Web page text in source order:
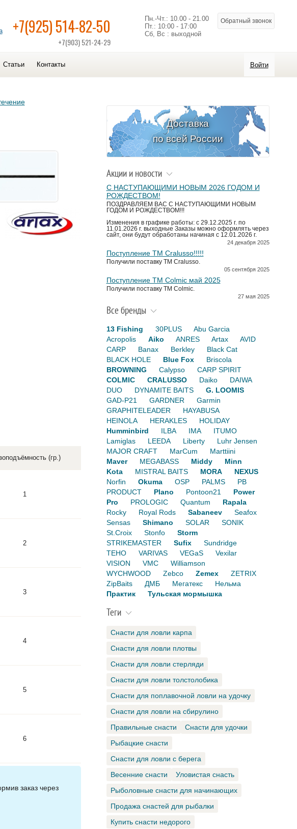
+7(925) 514-82-50
+7(903) 521-24-29
Пн.-Чт.: 10.00 - 21.00
Пт.: 10:00 - 17:00
Сб, Вс : выходной
Обратный звонок
Статьи Контакты Войти
(гр.)
1
2
3
4
5
6
заказ через
Доставка
по всей России
Акции и новости
С НАСТУПАЮЩИМИ НОВЫМ 2026 ГОДОМ И
РОЖДЕСТВОМ!
ПОЗДРАВЛЯЕМ ВАС С НАСТУПАЮЩИМИ НОВЫМ
ГОДОМ И РОЖДЕСТВОМ!!!
Изменения в графике работы: с 29.12.2025 г. по
11.01.2026 г. выходные Заказы можно оформлять через
сайт, они будут обработаны начиная с 12.01.2026 г.
24 декабря 2025
Поступление TM Cralusso!!!!!
Получили поставку ТМ Cralusso.
05 сентября 2025
Поступление TM Colmic май 2025
Получили поставку ТМ Colmic.
27 мая 2025
Все бренды
13 Fishing 30PLUS
Abu Garcia
Acropolis
Aiko ANRES Artax
AVID
CARP
Banax Berkley
Black Cat
BLACK HOLE
Blue Fox
Briscola
BROWNING
Calypso
CARP SPIRIT
COLMIC
CRALUSSO Daiko
DAIWA
DUO
DYNAMITE BAITS
G. LOOMIS
GAD-P21
GARDNER
Garmin
GRAPHITELEADER
HAYABUSA
HEINOLA
HERAKLES
HOLIDAY
Humminbird
ILBA IMA
ITUMO
Lamiglas
LEEDA Liberty
Luhr Jensen
MAJOR CRAFT
MarCum
Marttiini
Maver
MEGABASS Middy
Minn
Kota
MISTRAL BAITS MORA
NEXUS
Norfin
Okuma OSP PALMS
PB
PRODUCT
Plano Pontoon21
Power
Pro
PROLOGIC Quantum
Rapala
Rocky
Royal Rods Sabaneev
Seafox
Sensas
Shimano SOLAR
SONIK
St.Croix
Stonfo
Storm
STRIKEMASTER
Sufix
Sundridge
TEHO
VARIVAS VEGaS
Vexilar
VISION
VMC
Williamson
WYCHWOOD
Zebco Zemex
ZETRIX
ZipBaits
ДМБ Мегатекс
Нельма
Практик
Тульская мормышка
Теги
Снасти для ловли карпа
Снасти для ловли плотвы
Снасти для ловли стерляди
Снасти для ловли толстолобика
Снасти для поплавочной ловли на удочку
Снасти для ловли на сбирулино
Правильные снасти
Снасти для удочки
Рыбацкие снасти
Снасти для ловли с берега
Весенние снасти
Уловистая снасть
Рыболовные снасти для начинающих
Продажа снастей для рыбалки
Купить снасти недорого